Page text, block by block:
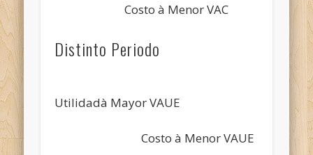
Costo à Menor VAC
Distinto Periodo
Utilidadà Mayor VAUE
Costo à Menor VAUE